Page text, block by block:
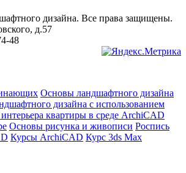
дизайна. Все права защищены.
д.57
48
Основы ландшафтного дизайна
дизайна с использованием
квартиры в среде ArchiCAD
Основы рисунка и живописи Роспись
Курсы ArchiCAD Курс 3ds Max